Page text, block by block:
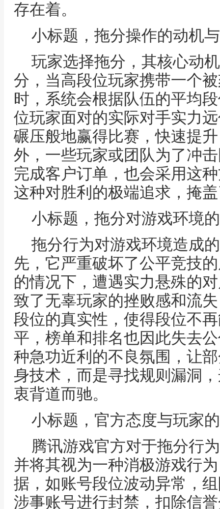
存在着。
小标题，拖分操作的动机
玩家选择拖分，其核心动
分，当高段位玩家携带一个
时，系统会根据队伍的平均
位玩家面对的实际对手实力
碾压般地赢得比赛，快速提
外，一些玩家或团队为了冲
完成客户订单，也会采用这
这种对胜利的极端追求，掩
小标题，拖分对游戏环境
拖分行为对游戏环境造成
先，它严重破坏了公平竞技
的情况下，遭遇实力悬殊的
致了无辜玩家的挫败感和流
段位的真实性，使得段位不
平，榜单和排名也因此失去
种急功近利的不良氛围，让
身技术，而是寻找规则漏洞
衷背道而驰。
小标题，官方态度与玩家
腾讯游戏官方对于拖分行
并将其视为一种消极游戏行
据，如账号段位波动异常，
涉事账号进行封禁，扣除信